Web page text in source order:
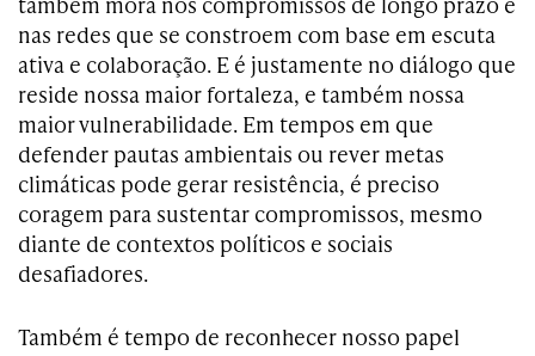
nas redes que se constroem com base em escuta
ativa e colaboração. E é justamente no diálogo que
reside nossa maior fortaleza, e também nossa
maior vulnerabilidade. Em tempos em que
defender pautas ambientais ou rever metas
climáticas pode gerar resistência, é preciso
coragem para sustentar compromissos, mesmo
diante de contextos políticos e sociais
desafiadores.
Também é tempo de reconhecer nosso papel